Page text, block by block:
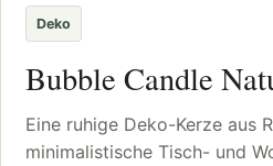
Deko
Bubble Candle
Eine ruhige Deko-Kerze aus
minimalistische Tisch- und